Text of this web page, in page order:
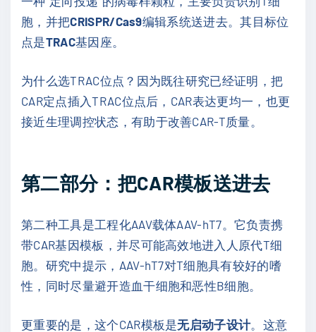
胞，并把CRISPR/Cas9编辑系统送进去。其目标位
点是TRAC基因座。
为什么选TRAC位点？因为既往研究已经证明，把
CAR定点插入TRAC位点后，CAR表达更均一，也更
接近生理调控状态，有助于改善CAR-T质量。
第二部分：把CAR模板送进去
第二种工具是工程化AAV载体AAV-hT7。它负责携
带CAR基因模板，并尽可能高效地进入人原代T细
胞。研究中提示，AAV-hT7对T细胞具有较好的嗜
性，同时尽量避开造血干细胞和恶性B细胞。
更重要的是，这个CAR模板是无启动子设计。这意